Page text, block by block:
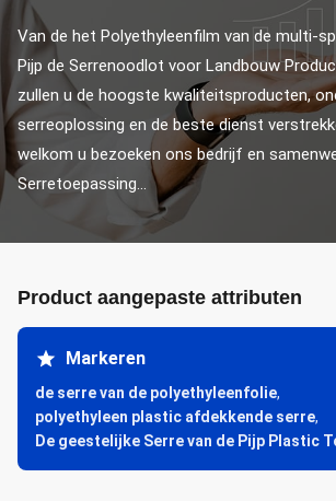
Van de het Polyethyleenfilm van de multi-
Pijp de Serrenoodlot voor Landbouw
zullen u de hoogste kwaliteitsproducten,
serreoplossing en de beste dienst
welkom u bezoeken ons bedrijf en
Serretoepassing...
Product aangepaste attributen
Markeren
de serre van de polyethyleenfolie,
polyethyleen plastic afdekkende serre,
De geestelijke Serre van de Pijp Plastic